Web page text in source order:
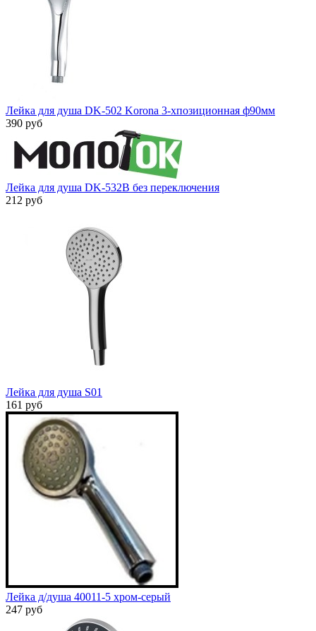
Лейка для душа DK-502 Korona 3-хпозиционная ф90мм
390 руб
Лейка для душа DK-532B без переключения
212 руб
Лейка для душа S01
161 руб
Лейка д/душа 40011-5 хром-серый
247 руб